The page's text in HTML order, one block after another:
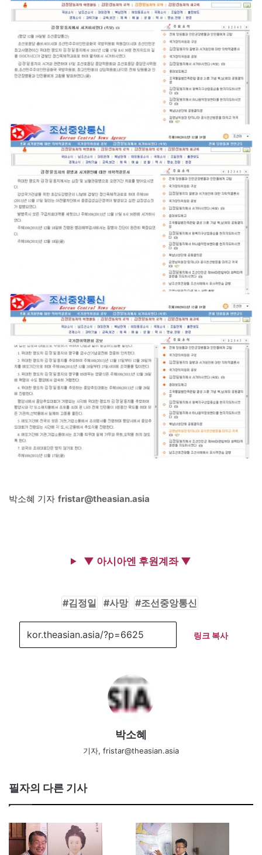
박소혜 기자 fristar@theasian.asia
▼ 아시아엔 후원계좌 ▼
김정일 사망 조선중앙통신
링크 복사
박소혜
기자, fristar@theasian.asia
필자의 다른 기사